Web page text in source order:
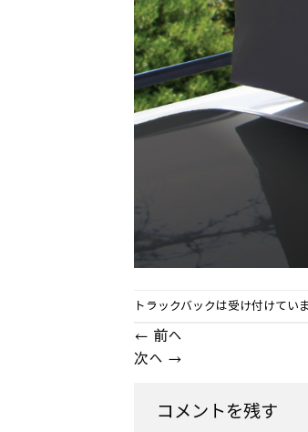
トラックバックは受け付けてい
← 前へ
次へ →
コメントを残す